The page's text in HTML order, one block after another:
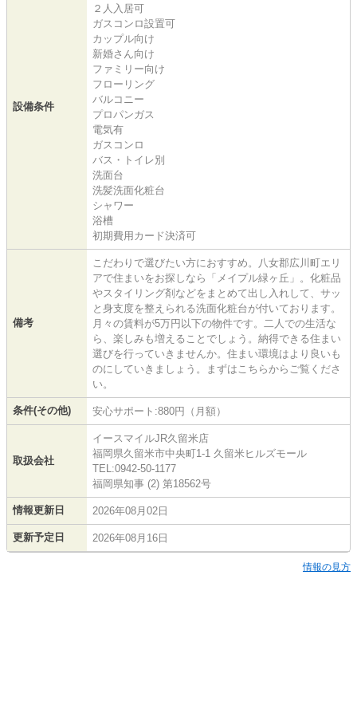
設備条件
２人入居可
ガスコンロ設置可
カップル向け
新婚さん向け
ファミリー向け
フローリング
バルコニー
プロパンガス
電気有
ガスコンロ
バス・トイレ別
洗面台
洗髪洗面化粧台
シャワー
浴槽
初期費用カード決済可
備考
こだわりで選びたい方におすすめ。八女郡広川町エリ
アで住まいをお探しなら「メイプル緑ヶ丘」。化粧品
やスタイリング剤などをまとめて出し入れして、サッ
と身支度を整えられる洗面化粧台が付いております。
月々の賃料が5万円以下の物件です。二人での生活な
ら、楽しみも増えることでしょう。納得できる住まい
選びを行っていきませんか。住まい環境はより良いも
のにしていきましょう。まずはこちらからご覧くださ
い。
条件(その他) 安心サポート:880円（月額）
取扱会社
イースマイルJR久留米店
福岡県久留米市中央町1-1 久留米ヒルズモール
TEL:0942-50-1177
福岡県知事 (2) 第18562号
情報更新日 2026年08月02日
更新予定日 2026年08月16日
情報の見方